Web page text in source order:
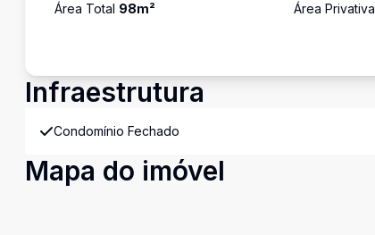
Área Total 98m² Área Privativa
Infraestrutura
Condomínio Fechado
Mapa do imóvel